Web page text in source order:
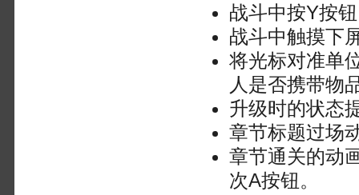
战斗中按Y按
战斗中触摸下
将光标对准单
人是否携带物
升级时的状态
章节标题过场
章节通关的动
次A按钮。